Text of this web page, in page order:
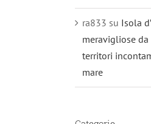
ra833 su Isola
meravigliose
territori
mare